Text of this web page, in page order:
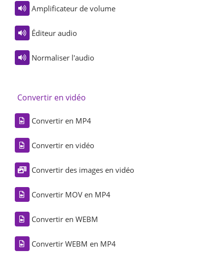
Amplificateur de volume
Éditeur audio
Normaliser l'audio
Convertir en vidéo
Convertir en MP4
Convertir en vidéo
Convertir des images en vidéo
Convertir MOV en MP4
Convertir en WEBM
Convertir WEBM en MP4